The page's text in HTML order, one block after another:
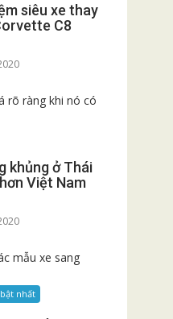
siêu xe thay
C8
rõ ràng khi nó có
khủng ở Thái
Việt Nam
mẫu xe sang
nhất